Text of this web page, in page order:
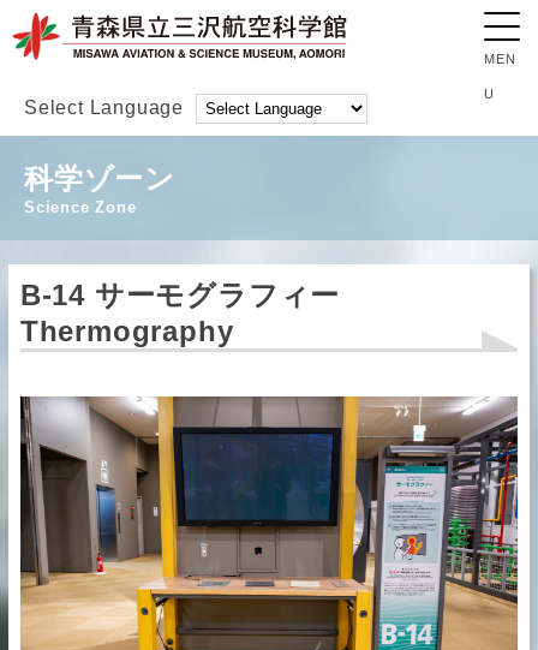
Select Language
科学ゾーン
Science Zone
B-14 サーモグラフィー
Thermography